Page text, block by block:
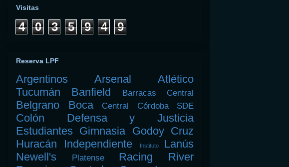
Visitas
4 0 3 5 9 4 9
Reserva LPF
Argentinos Arsenal
Atlético
Tucumán
Banfield Barracas Central
Belgrano Boca Central Córdoba SDE
Colón
Defensa y Justicia
Estudiantes Gimnasia Godoy Cruz
Huracán
Independiente Instituto
Lanús
Newell's
Platense Racing
River